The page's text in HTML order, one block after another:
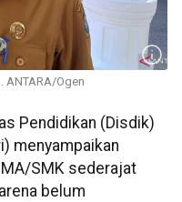
ANTARA/Ogen
Pendidikan (Disdik)
menyampaikan
SMK sederajat
belum